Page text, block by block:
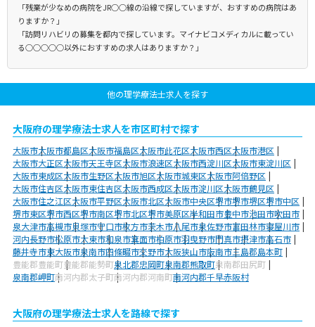
「残業が少なめの病院をJR○○線の沿線で探していますが、おすすめの病院はあ
りますか？」
「訪問リハビリの募集を都内で探しています。マイナビコメディカルに載ってい
る○○○○○以外におすすめの求人はありますか？」
他の理学療法士求人を探す
大阪府の理学療法士求人を市区町村で探す
大阪市大阪市都島区大阪市福島区大阪市此花区大阪市西区大阪市港区
大阪市大正区大阪市天王寺区大阪市浪速区大阪市西淀川区大阪市東淀川区
大阪市東成区大阪市生野区大阪市旭区大阪市城東区大阪市阿倍野区
大阪市住吉区大阪市東住吉区大阪市西成区大阪市淀川区大阪市鶴見区
大阪市住之江区大阪市平野区大阪市北区大阪市中央区堺市堺市堺区堺市中区
堺市東区堺市西区堺市南区堺市北区堺市美原区岸和田市豊中市池田市吹田市
泉大津市高槻市貝塚市守口市枚方市茨木市八尾市泉佐野市富田林市寝屋川市
河内長野市松原市大東市和泉市箕面市柏原市羽曳野市門真市摂津市高石市
藤井寺市東大阪市泉南市四條畷市交野市大阪狭山市阪南市三島郡島本町
豊能郡豊能町豊能郡能勢町泉北郡忠岡町泉南郡熊取町泉南郡田尻町
泉南郡岬町南河内郡太子町南河内郡河南町南河内郡千早赤阪村
大阪府の理学療法士求人を路線で探す